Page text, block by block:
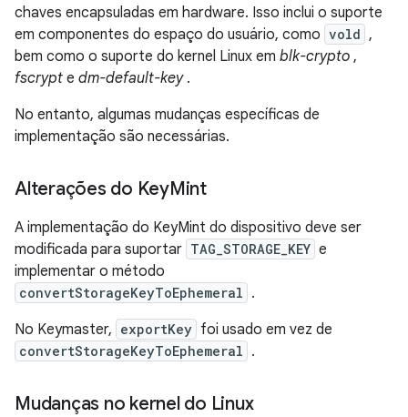
chaves encapsuladas em hardware. Isso inclui o suporte
em componentes do espaço do usuário, como vold ,
bem como o suporte do kernel Linux em blk-crypto ,
fscrypt e dm-default-key.
No entanto, algumas mudanças específicas de
implementação são necessárias.
Alterações do KeyMint
A implementação do KeyMint do dispositivo deve ser
modificada para suportar TAG_STORAGE_KEY e
implementar o método
convertStorageKeyToEphemeral .
No Keymaster, exportKey foi usado em vez de
convertStorageKeyToEphemeral .
Mudanças no kernel do Linux